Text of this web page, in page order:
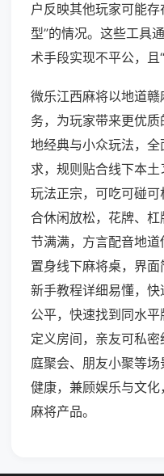
户反映其他玩家可能存
型”的情况。这些工具
术手段实现不平公，且
微乐江西麻将以地道
务，为玩家带来更优
地经典与小众玩法，
求，规则贴合线下本
玩法正宗，可吃可碰
合休闲放松，花牌、
节满满，方言配音地
置身线下麻将桌，界面
新手教程详细易懂，
公平，快速找到同水
定义房间，亲友可私
庭聚会、朋友小聚等
健康，兼顾娱乐与文
麻将产品。